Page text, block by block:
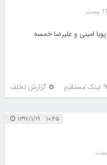
امینی و علیرضا خمسه
لینک مستقیم گزارش تخلف
۱۰:۴۵ ۱۳۹۲/۱/۱۹